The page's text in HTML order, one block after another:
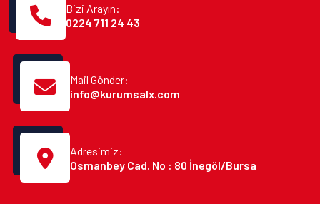
Bizi Arayın:
0224 711 24 43
Mail Gönder:
info@kurumsalx.com
Adresimiz:
Osmanbey Cad. No : 80 İnegöl/Bursa